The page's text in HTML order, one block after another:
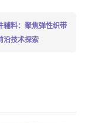
辅料：聚焦弹性织带
沿技术探索